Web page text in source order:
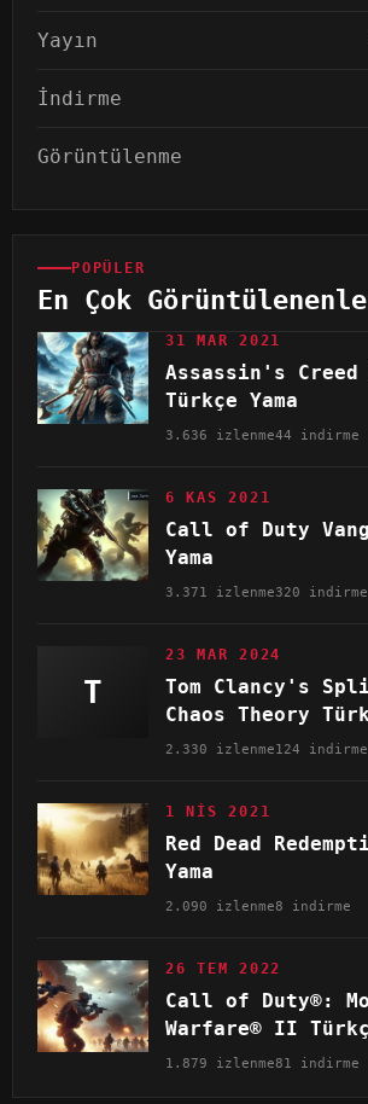
Yayın
İndirme
Görüntülenme
POPÜLER
En Çok
31 MAR 2021
Assassin's
Türkçe Yama
3.636 izlenme44 indirme
6 KAS 2021
Call of Duty
Yama
3.371 izlenme320 indirme
T
23 MAR 2024
Tom Clancy's
Chaos Theory
2.330 izlenme124 indirme
1 NIS 2021
Red Dead
Yama
2.090 izlenme8 indirme
26 TEM 2022
Call of Duty®:
Warfare® II
1.879 izlenme81 indirme